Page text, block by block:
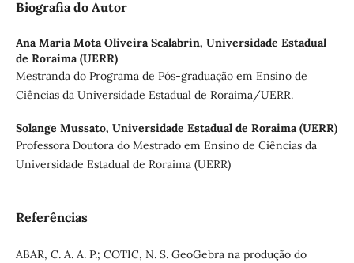
Biografia do Autor
Ana Maria Mota Oliveira Scalabrin, Universidade Estadual
de Roraima (UERR)
Mestranda do Programa de Pós-graduação em Ensino de
Ciências da Universidade Estadual de Roraima/UERR.
Solange Mussato, Universidade Estadual de Roraima (UERR)
Professora Doutora do Mestrado em Ensino de Ciências da
Universidade Estadual de Roraima (UERR)
Referências
ABAR, C. A. A. P.; COTIC, N. S. GeoGebra na produção do